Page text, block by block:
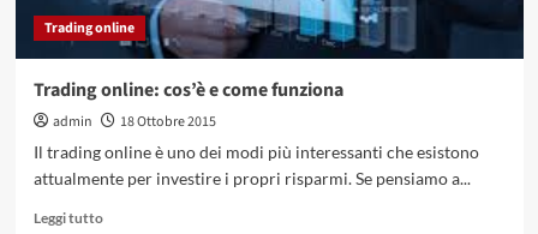
Trading online
Trading online: cos’è e come funziona
admin
18 Ottobre 2015
Il trading online è uno dei modi più interessanti che esistono
attualmente per investire i propri risparmi. Se pensiamo a...
Leggi tuttoLeggi